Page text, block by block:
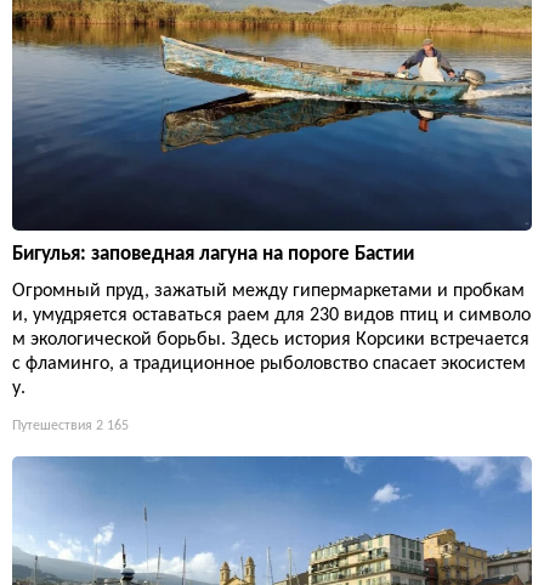
Бигулья: заповедная лагуна на пороге Бастии
Огромный пруд, зажатый между гипермаркетами и пробкам
и, умудряется оставаться раем для 230 видов птиц и символо
м экологической борьбы. Здесь история Корсики встречается
с фламинго, а традиционное рыболовство спасает экосистем
у.
Путешествия 2 165